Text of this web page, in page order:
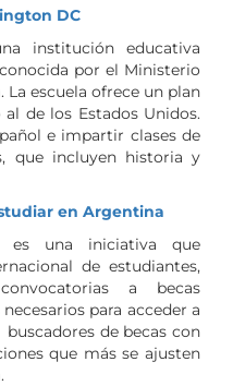
DC
institución educativa
por el Ministerio
escuela ofrece un plan
de los Estados Unidos.
e impartir clases de
que incluyen historia y
en Argentina
es una iniciativa que
de estudiantes,
a becas
para acceder a
de becas con
que más se ajusten